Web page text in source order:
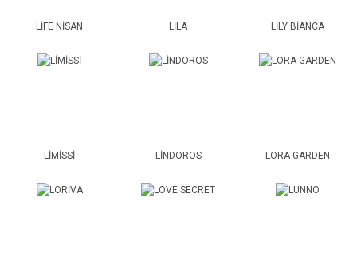
LİFE NİSAN LİLA LİLY BİANCA
LİMİSSİ LİNDOROS LORA GARDEN